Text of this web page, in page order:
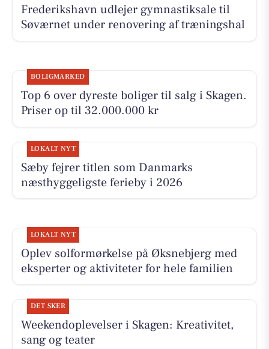
Frederikshavn udlejer gymnastiksale til
Søværnet under renovering af træningshal
BOLIGMARKED
Top 6 over dyreste boliger til salg i Skagen.
Priser op til 32.000.000 kr
LOKALT NYT
Sæby fejrer titlen som Danmarks
næsthyggeligste ferieby i 2026
LOKALT NYT
Oplev solformørkelse på Øksnebjerg med
eksperter og aktiviteter for hele familien
DET SKER
Weekendoplevelser i Skagen: Kreativitet,
sang og teater